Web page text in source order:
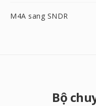
M4A sang SNDR
Bộ